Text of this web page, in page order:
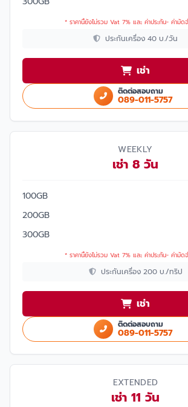
* ราคานี้ยังไม่รวม Vat 7% และ ค่าประกัน- ค่ามัด
ประกันเครื่อง 40 บ./วัน
เช่า
ติดต่อสอบถาม
089-011-5757
WEEKLY
เช่า 8 วัน
100GB
200GB
300GB
* ราคานี้ยังไม่รวม Vat 7% และ ค่าประกัน- ค่ามัด
ประกันเครื่อง 200 บ./ทริป
เช่า
ติดต่อสอบถาม
089-011-5757
EXTENDED
เช่า 11 วัน